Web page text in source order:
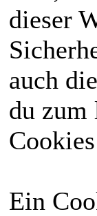
dieser
auch
du zum
Ein